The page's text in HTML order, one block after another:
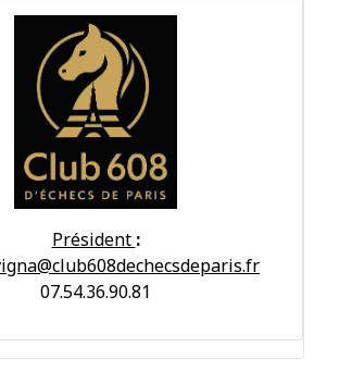
Président :
07.54.36.90.81